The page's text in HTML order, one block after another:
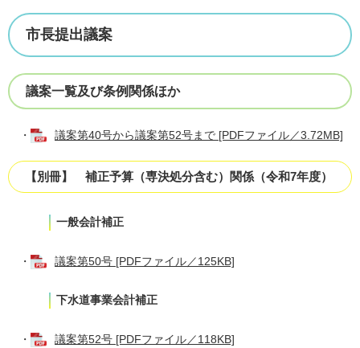
市長提出議案
議案一覧及び条例関係ほか
・ 議案第40号から議案第52号まで [PDFファイル／3.72MB]
【別冊】 補正予算（専決処分含む）関係（令和7年度）
一般会計補正
・ 議案第50号 [PDFファイル／125KB]
下水道事業会計補正
・ 議案第52号 [PDFファイル／118KB]